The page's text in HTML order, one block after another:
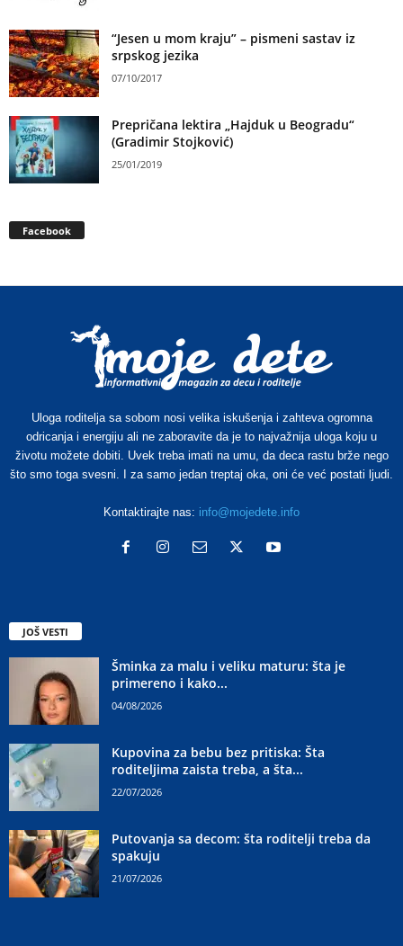
“Jesen u mom kraju” – pismeni sastav iz
srpskog jezika
07/10/2017
Prepričana lektira „Hajduk u Beogradu“
(Gradimir Stojković)
25/01/2019
Facebook
Uloga roditelja sa sobom nosi velika iskušenja i zahteva ogromna
odricanja i energiju ali ne zaboravite da je to najvažnija uloga koju u
životu možete dobiti. Uvek treba imati na umu, da deca rastu brže nego
što smo toga svesni. I za samo jedan treptaj oka, oni će već postati ljudi.
Kontaktirajte nas: info@mojedete.info
JOŠ VESTI
Šminka za malu i veliku maturu: šta je
primereno i kako...
04/08/2026
Kupovina za bebu bez pritiska: Šta
roditeljima zaista treba, a šta...
22/07/2026
Putovanja sa decom: šta roditelji treba da
spakuju
21/07/2026